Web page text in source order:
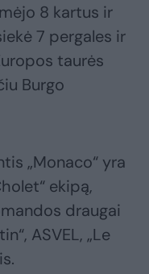
8 kartus ir
7 pergales ir
taurės
Burgo
„Monaco“ yra
ekipą,
draugai
ASVEL, „Le